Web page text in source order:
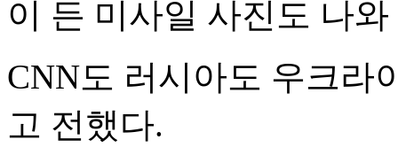
이 든 미사일 사진도 나와
CNN도 러시아도 우크라
고 전했다.